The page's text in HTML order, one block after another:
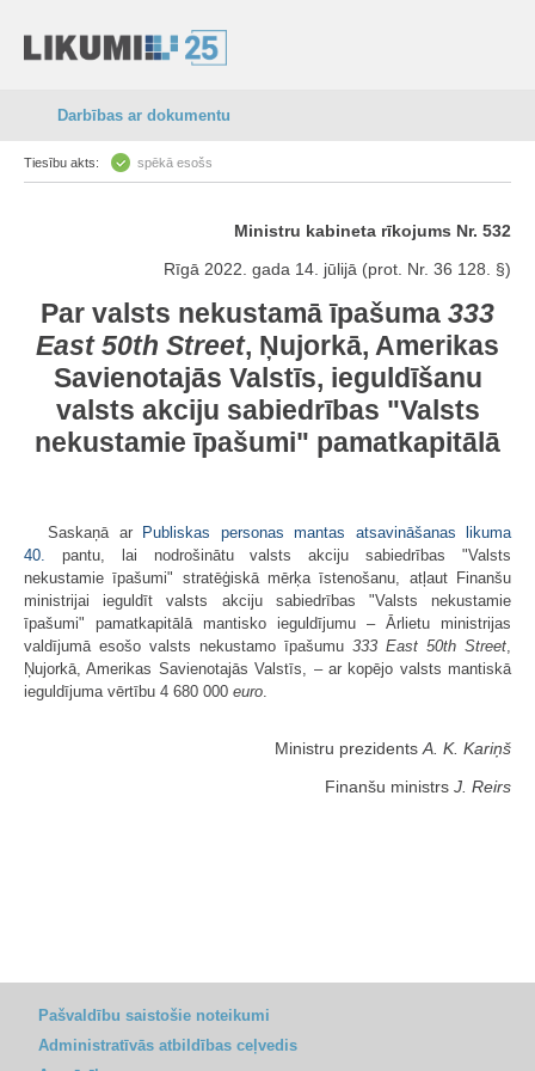
Darbības ar dokumentu
Tiesību akts: spēkā esošs
Ministru kabineta rīkojums Nr. 532
Rīgā 2022. gada 14. jūlijā (prot. Nr. 36 128. §)
Par valsts nekustamā īpašuma 333
East 50th Street, Ņujorkā, Amerikas
Savienotajās Valstīs, ieguldīšanu
valsts akciju sabiedrības "Valsts
nekustamie īpašumi" pamatkapitālā
Saskaņā ar
Publiskas personas mantas atsavināšanas likuma
40.
pantu, lai nodrošinātu valsts akciju sabiedrības "Valsts
nekustamie īpašumi" stratēģiskā mērķa īstenošanu, atļaut Finanšu
ministrijai ieguldīt valsts akciju sabiedrības "Valsts nekustamie
īpašumi" pamatkapitālā mantisko ieguldījumu – Ārlietu ministrijas
valdījumā esošo valsts nekustamo īpašumu 333 East 50th Street
Ņujorkā, Amerikas Savienotajās Valstīs, – ar kopējo valsts mantiskā
ieguldījuma vērtību 4 680 000 euro
Ministru prezidents A. K. Kariņš
Finanšu ministrs J. Reirs
Pašvaldību saistošie noteikumi
Administratīvās atbildības ceļvedis